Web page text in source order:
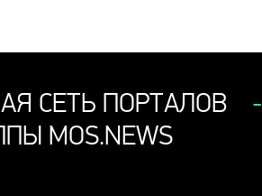
СЕТЬ ПОРТАЛОВ
MOS.NEWS